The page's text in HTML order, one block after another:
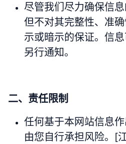
尽管我们尽力确保信息
但不对其完整性、准
示或暗示的保证。信
另行通知。
二、责任限制
任何基于本网站信息
由您自行承担风险。[